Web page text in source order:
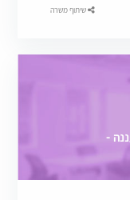
שיתוף משרה
-